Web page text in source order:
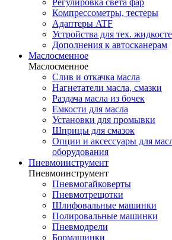
Регулировка света фар
Компрессометры, тестеры
Адаптеры ATF
Устройства для тех.
Дополнения к автосканерам
Маслосменное
Маслосменное
Слив и откачка масла
Нагнетатели масла, смазки
Раздача масла из бочек
Емкости для масла
Установки для промывки
Шприцы для смазок
Опции и аксессуары для
оборудования
Пневмоинструмент
Пневмоинструмент
Пневмогайковерты
Пневмотрещотки
Шлифовальные машинки
Полировальные машинки
Пневмодрели
Бормашинки